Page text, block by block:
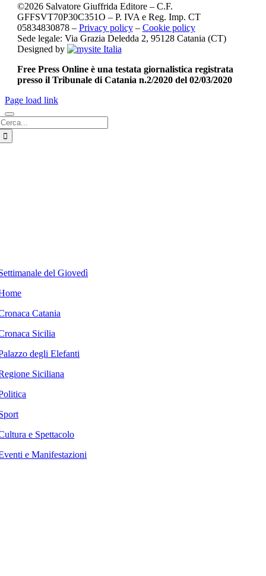
©2026Salvatore Giuffrida Editore – C.F.
GFFSVT70P30C351O – P. IVA e Reg. Imp. CT
05834830878 – Privacy policy– Cookie policy
Sede legale: Via Grazia Deledda 2, 95128 Catania (CT)
Designed by
Free Press Online è una testata giornalistica registrata
presso il Tribunale di Catania n.2/2020 del 02/03/2020
Page load link
del Giovedì
Catania
Sicilia
degli Elefanti
Siciliana
e Spettacolo
e Manifestazioni